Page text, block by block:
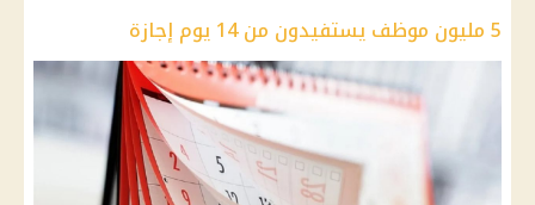
5 مليون موظف يستفيدون من 14 يوم إجازة